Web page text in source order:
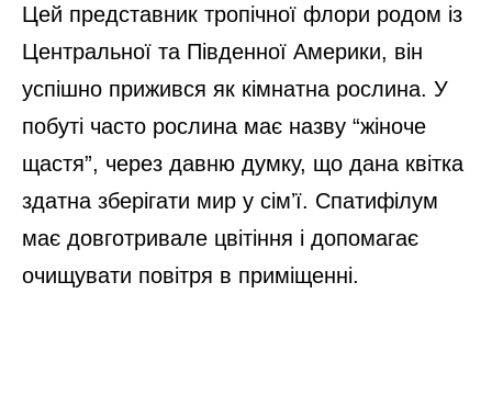
Цей представник тропічної флори родом із
Центральної та Південної Америки, він
успішно прижився як кімнатна рослина. У
побуті часто рослина має назву “жіноче
щастя”, через давню думку, що дана квітка
здатна зберігати мир у сімʼї. Спатифілум
має довготривале цвітіння і допомагає
очищувати повітря в приміщенні.